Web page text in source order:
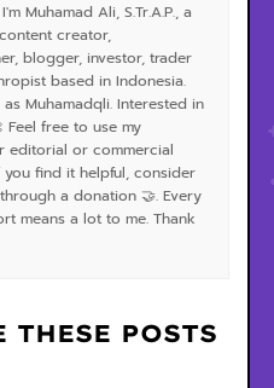
Muhamad Ali, S.Tr.A.P., a
creator,
blogger, investor, trader
based in Indonesia.
Muhamadqli. Interested in
Feel free to use my
editorial or commercial
you find it helpful, consider
a donation 🤝. Every
means a lot to me. Thank
POSTS